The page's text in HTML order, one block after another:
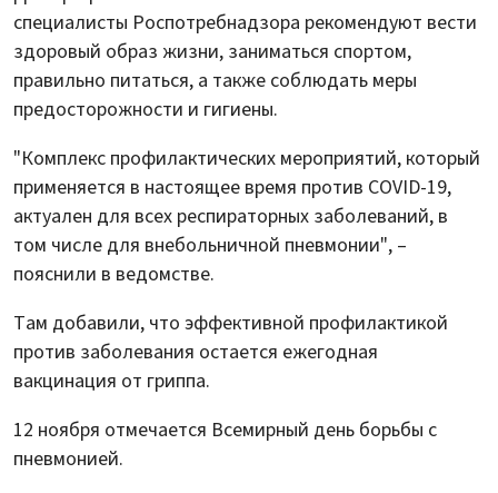
специалисты Роспотребнадзора рекомендуют вести
здоровый образ жизни, заниматься спортом,
правильно питаться, а также соблюдать меры
предосторожности и гигиены.
"Комплекс профилактических мероприятий, который
применяется в настоящее время против COVID-19,
актуален для всех респираторных заболеваний, в
том числе для внебольничной пневмонии", –
пояснили в ведомстве.
Там добавили, что эффективной профилактикой
против заболевания остается ежегодная
вакцинация от гриппа.
12 ноября отмечается Всемирный день борьбы с
пневмонией.